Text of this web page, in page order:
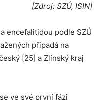
[Zdroj: SZÚ, ISIN]
encefalitidou podle SZÚ
připadá na
[25] a Zlínský kraj
ve své první fázi